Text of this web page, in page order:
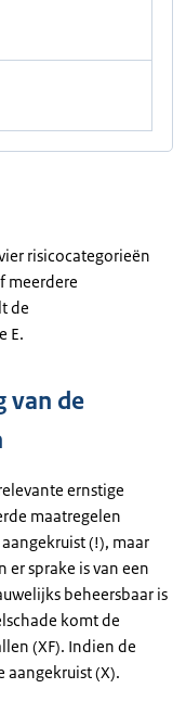
risicocategorieën
meerdere
de
E.
van de
ernstige
maatregelen
(!), maar
sprake is van een
beheersbaar is
komt de
(XF). Indien de
aangekruist (X).